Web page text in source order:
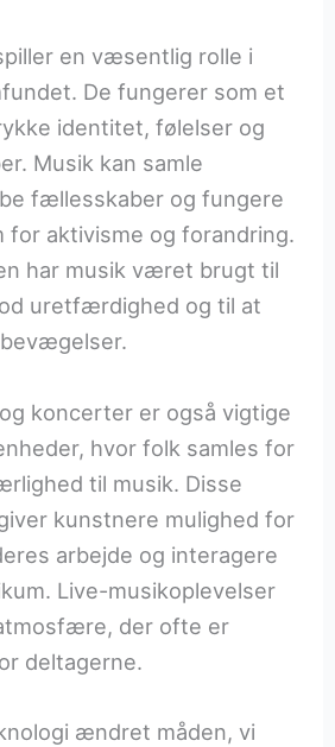
en væsentlig rolle i
De fungerer som et
identitet, følelser og
Musik kan samle
fællesskaber og fungere
for aktivisme og forandring.
har musik været brugt til
uretfærdighed og til at
koncerter er også vigtige
hvor folk samles for
til musik. Disse
kunstnere mulighed for
arbejde og interagere
Live-musikoplevelser
der ofte er
deltagerne.
ændret måden, vi